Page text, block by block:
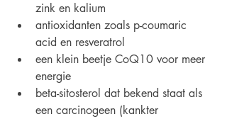
zink en kalium
antioxidanten zoals p-coumaric
acid en resveratrol
een klein beetje CoQ10 voor meer
energie
beta-sitosterol dat bekend staat als
een carcinogeen (kankter